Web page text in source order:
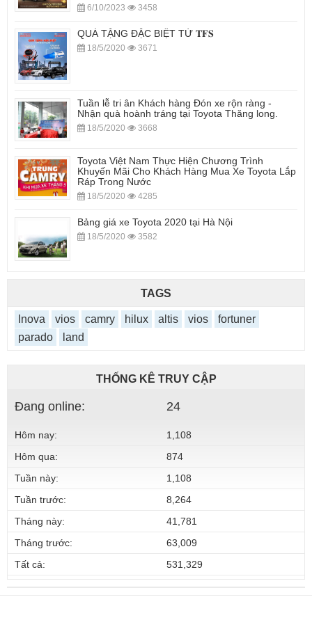
6/10/2023 3458
QUÀ TẶNG ĐẶC BIỆT TỪ 𝐓𝐅𝐒
18/5/2020 3671
Tuần lễ tri ân Khách hàng Đón xe rộn ràng -
Nhận quà hoành tráng tại Toyota Thăng long.
18/5/2020 3668
Toyota Việt Nam Thực Hiện Chương Trình
Khuyến Mãi Cho Khách Hàng Mua Xe Toyota Lắp
Ráp Trong Nước
18/5/2020 4285
Bảng giá xe Toyota 2020 tại Hà Nội
18/5/2020 3582
TAGS
Inova vios camry hilux altis vios
fortuner
parado
land
THỐNG KÊ TRUY CẬP
Đang online: 24
Hôm nay:
1,108
Hôm qua:
874
Tuần này:
1,108
Tuần trước:
8,264
Tháng này:
41,781
Tháng trước:
63,009
Tất cả:
531,329